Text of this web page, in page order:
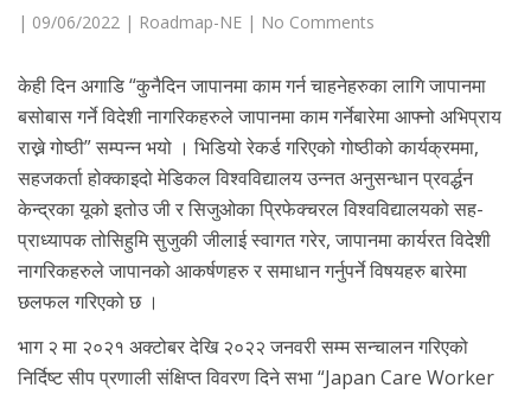
| 09/06/2022 | Roadmap-NE | No Comments
केही दिन अगाडि “कुनैदिन जापानमा काम गर्न चाहनेहरुका लागि जापानमा
बसोबास गर्ने विदेशी नागरिकहरुले जापानमा काम गर्नेबारेमा आफ्नो अभिप्राय
राख्ने गोष्ठी” सम्पन्न भयो । भिडियो रेकर्ड गरिएको गोष्ठीको कार्यक्रममा,
सहजकर्ता होक्काइदो मेडिकल विश्वविद्यालय उन्नत अनुसन्धान प्रवर्द्धन
केन्द्रका यूको इतोउ जी र सिजुओका प्रिफेक्चरल विश्वविद्यालयको सह-
प्राध्यापक तोसिहुमि सुजुकी जीलाई स्वागत गरेर, जापानमा कार्यरत विदेशी
नागरिकहरुले जापानको आकर्षणहरु र समाधान गर्नुपर्ने विषयहरु बारेमा
छलफल गरिएको छ ।
भाग २ मा २०२१ अक्टोबर देखि २०२२ जनवरी सम्म सन्चालन गरिएको
निर्दिष्ट सीप प्रणाली संक्षिप्त विवरण दिने सभा “Japan Care Worker